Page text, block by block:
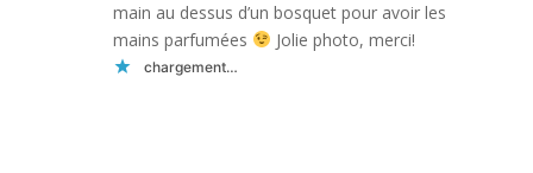
main au dessus d’un bosquet pour avoir les
mains parfumées
Jolie photo, merci!
chargement…